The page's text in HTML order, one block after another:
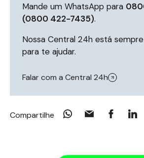
Mande um WhatsApp para
(0800 422-7435).
Nossa Central 24h está
para te ajudar.
Falar com a Central 24h
Compartilhe